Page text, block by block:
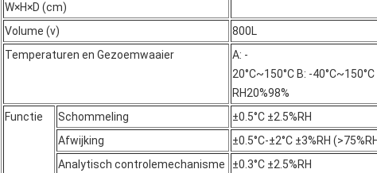
W×H×D (cm)
Volume (v)
800L
Temperaturen en Gezoemwaaier
A: -
20°C~150°C B: -
RH20%98%
Functie
Schommeling
±0.5°C ±2.5%RH
Afwijking
±0.5°C-±2°C ±3%RH
Analytisch controlemechanisme
±0.3°C ±2.5%RH